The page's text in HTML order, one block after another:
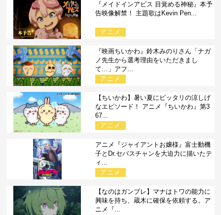
『メイドインアビス 目覚める神秘』本予
告映像解禁！ 主題歌はKevin Pen...
アニメ
『映画ちいかわ』鈴木みのりさん「ナガ
ノ先生から選考理由をいただきまし
て…」アフ...
アニメ
【ちいかわ】暑い夏にピッタリの涼しげ
なエピソード！ アニメ『ちいかわ』第3
67...
アニメ
アニメ『ジャイアントお嬢様』富士動機
子とDr.セバスチャンを大迫力に描いたテ
ィ...
アニメ
【なのはガンブレ】マナはトワの能力に
興味を持ち、蔵木に確保を依頼する。ア
ニメ『...